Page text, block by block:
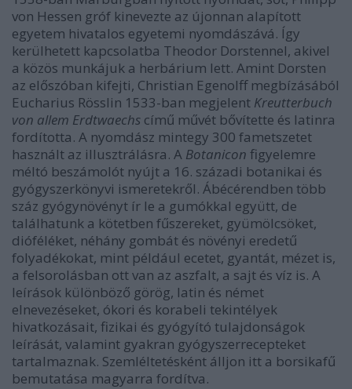
von Hessen gróf kinevezte az újonnan alapított
egyetem hivatalos egyetemi nyomdászává. Így
kerülhetett kapcsolatba Theodor Dorstennel, akivel
a közös munkájuk a herbárium lett. Amint Dorsten
az előszóban kifejti, Christian Egenolff megbízásából
Eucharius Rösslin 1533-ban megjelent Kreutterbuch
von allem Erdtwaechs című művét bővítette és latinra
fordította. A nyomdász mintegy 300 fametszetet
használt az illusztrálásra. A Botanicon figyelemre
méltó beszámolót nyújt a 16. századi botanikai és
gyógyszerkönyvi ismeretekről. Ábécérendben több
száz gyógynövényt ír le a gumókkal együtt, de
találhatunk a kötetben fűszereket, gyümölcsöket,
dióféléket, néhány gombát és növényi eredetű
folyadékokat, mint például ecetet, gyantát, mézet is,
a felsorolásban ott van az aszfalt, a sajt és víz is. A
leírások különböző görög, latin és német
elnevezéseket, ókori és korabeli tekintélyek
hivatkozásait, fizikai és gyógyító tulajdonságok
leírását, valamint gyakran gyógyszerrecepteket
tartalmaznak. Szemléltetésként álljon itt a borsikafű
bemutatása magyarra fordítva.